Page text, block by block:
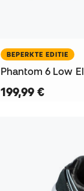
BEPERKTE EDITIE
199,99 €